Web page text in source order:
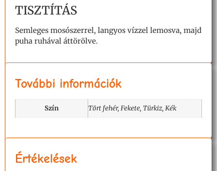
TISZTÍTÁS
Semleges mosószerrel, langyos vízzel lemosva, majd
puha ruhával áttörölve.
További információk
Szín Tört fehér, Fekete, Türkiz, Kék
Értékelések